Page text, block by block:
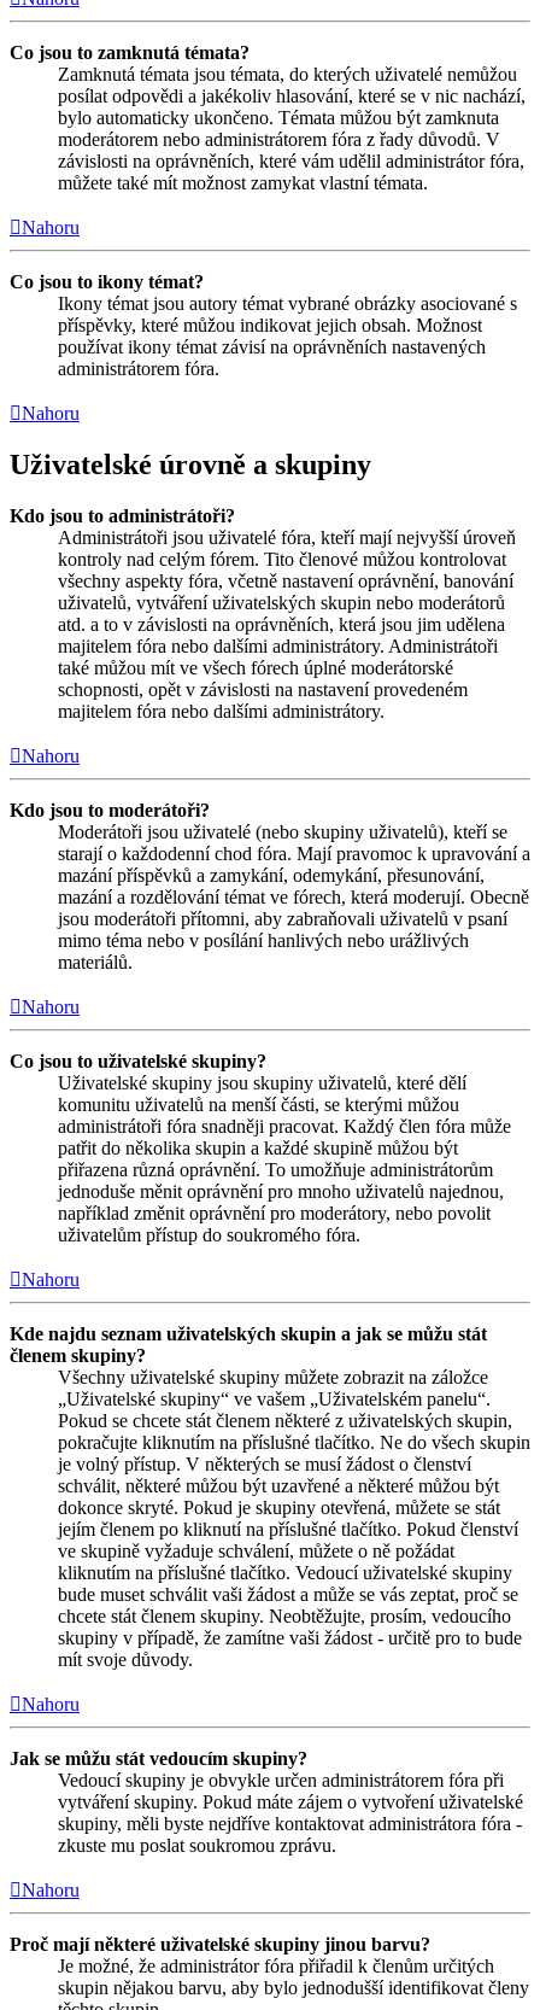
Co jsou to zamknutá témata?
Zamknutá témata jsou témata, do kterých uživatelé nemůžou
posílat odpovědi a jakékoliv hlasování, které se v nic nachází,
bylo automaticky ukončeno. Témata můžou být zamknuta
moderátorem nebo administrátorem fóra z řady důvodů. V
závislosti na oprávněních, které vám udělil administrátor fóra,
můžete také mít možnost zamykat vlastní témata.
Nahoru
Co jsou to ikony témat?
Ikony témat jsou autory témat vybrané obrázky asociované s
příspěvky, které můžou indikovat jejich obsah. Možnost
používat ikony témat závisí na oprávněních nastavených
administrátorem fóra.
Nahoru
Uživatelské úrovně a skupiny
Kdo jsou to administrátoři?
Administrátoři jsou uživatelé fóra, kteří mají nejvyšší úroveň
kontroly nad celým fórem. Tito členové můžou kontrolovat
všechny aspekty fóra, včetně nastavení oprávnění, banování
uživatelů, vytváření uživatelských skupin nebo moderátorů
atd. a to v závislosti na oprávněních, která jsou jim udělena
majitelem fóra nebo dalšími administrátory. Administrátoři
také můžou mít ve všech fórech úplné moderátorské
schopnosti, opět v závislosti na nastavení provedeném
majitelem fóra nebo dalšími administrátory.
Nahoru
Kdo jsou to moderátoři?
Moderátoři jsou uživatelé (nebo skupiny uživatelů), kteří se
starají o každodenní chod fóra. Mají pravomoc k upravování a
mazání příspěvků a zamykání, odemykání, přesunování,
mazání a rozdělování témat ve fórech, která moderují. Obecně
jsou moderátoři přítomni, aby zabraňovali uživatelů v psaní
mimo téma nebo v posílání hanlivých nebo urážlivých
materiálů.
Nahoru
Co jsou to uživatelské skupiny?
Uživatelské skupiny jsou skupiny uživatelů, které dělí
komunitu uživatelů na menší části, se kterými můžou
administrátoři fóra snadněji pracovat. Každý člen fóra může
patřit do několika skupin a každé skupině můžou být
přiřazena různá oprávnění. To umožňuje administrátorům
jednoduše měnit oprávnění pro mnoho uživatelů najednou,
například změnit oprávnění pro moderátory, nebo povolit
uživatelům přístup do soukromého fóra.
Nahoru
Kde najdu seznam uživatelských skupin a jak se můžu stát
členem skupiny?
Všechny uživatelské skupiny můžete zobrazit na záložce
„Uživatelské skupiny“ ve vašem „Uživatelském panelu“.
Pokud se chcete stát členem některé z uživatelských skupin,
pokračujte kliknutím na příslušné tlačítko. Ne do všech skupin
je volný přístup. V některých se musí žádost o členství
schválit, některé můžou být uzavřené a některé můžou být
dokonce skryté. Pokud je skupiny otevřená, můžete se stát
jejím členem po kliknutí na příslušné tlačítko. Pokud členství
ve skupině vyžaduje schválení, můžete o ně požádat
kliknutím na příslušné tlačítko. Vedoucí uživatelské skupiny
bude muset schválit vaši žádost a může se vás zeptat, proč se
chcete stát členem skupiny. Neobtěžujte, prosím, vedoucího
skupiny v případě, že zamítne vaši žádost - určitě pro to bude
mít svoje důvody.
Nahoru
Jak se můžu stát vedoucím skupiny?
Vedoucí skupiny je obvykle určen administrátorem fóra při
vytváření skupiny. Pokud máte zájem o vytvoření uživatelské
skupiny, měli byste nejdříve kontaktovat administrátora fóra -
zkuste mu poslat soukromou zprávu.
Nahoru
Proč mají některé uživatelské skupiny jinou barvu?
Je možné, že administrátor fóra přiřadil k členům určitých
skupin nějakou barvu, aby bylo jednodušší identifikovat členy